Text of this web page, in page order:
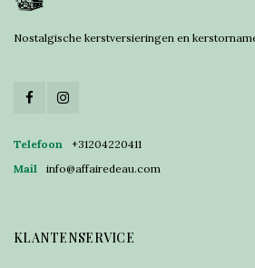
Nostalgische kerstversieringen en
Telefoon
+31204220411
Mail
info@affairedeau.com
KLANTENSERVICE